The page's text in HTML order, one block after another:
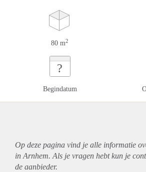
80 m2
?
Begindatum
Op deze pagina vind je alle informatie
in Arnhem. Als je vragen hebt kun je
de aanbieder.